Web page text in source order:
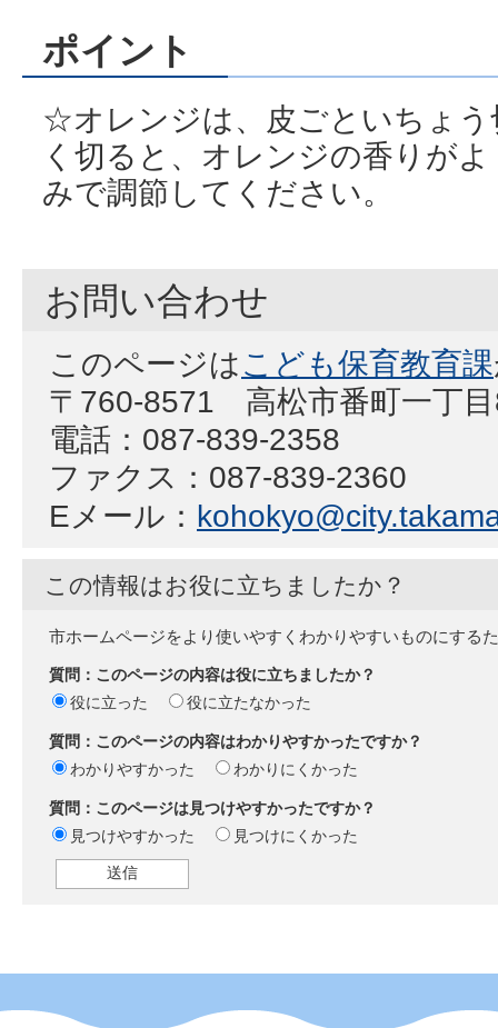
ポイント
☆オレンジは、皮ごといちょ
く切ると、オレンジの香りが
みで調節してください。
お問い合わせ
このページはこども保育教育課
〒760-8571 高松市番町一丁
電話：087-839-2358
ファクス：087-839-2360
Eメール：
この情報はお役に立ちましたか？
市ホームページをより使いやすくわかりやすいものにする
質問：このページの内容は役に立ちましたか？
役に立った
役に立たなかった
質問：このページの内容はわかりやすかったですか？
わかりやすかった
わかりにくかった
質問：このページは見つけやすかったですか？
見つけやすかった
見つけにくかった